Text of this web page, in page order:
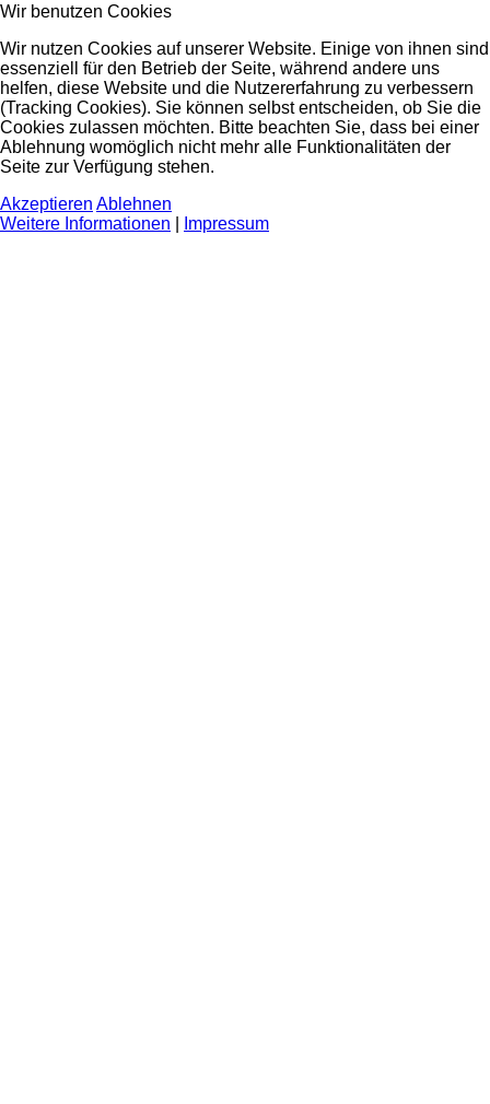
Wir benutzen Cookies
Wir nutzen Cookies auf unserer Website. Einige von ihnen sind
essenziell für den Betrieb der Seite, während andere uns
helfen, diese Website und die Nutzererfahrung zu verbessern
(Tracking Cookies). Sie können selbst entscheiden, ob Sie die
Cookies zulassen möchten. Bitte beachten Sie, dass bei einer
Ablehnung womöglich nicht mehr alle Funktionalitäten der
Seite zur Verfügung stehen.
Akzeptieren Ablehnen
Weitere Informationen
Impressum